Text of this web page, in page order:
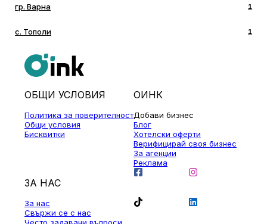
гр. Варна 1
с. Тополи 1
ОБЩИ УСЛОВИЯ
Политика за поверителност
Общи условия
Бисквитки
ОИНК
Добави бизнес
Блог
Хотелски оферти
Верифицирай своя бизнес
За агенции
Реклама
ЗА НАС
За нас
Свържи се с нас
Често задавани въпроси